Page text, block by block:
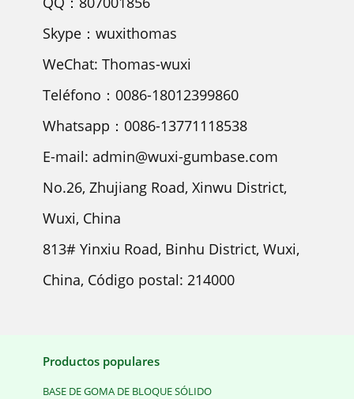
Skype：wuxithomas
WeChat: Thomas-wuxi
Teléfono：0086-18012399860
Whatsapp：0086-13771118538
E-mail: admin@wuxi-gumbase.com
No.26, Zhujiang Road, Xinwu District,
Wuxi, China
813# Yinxiu Road, Binhu District, Wuxi,
China, Código postal: 214000
Productos populares
BASE DE GOMA DE BLOQUE SÓLIDO